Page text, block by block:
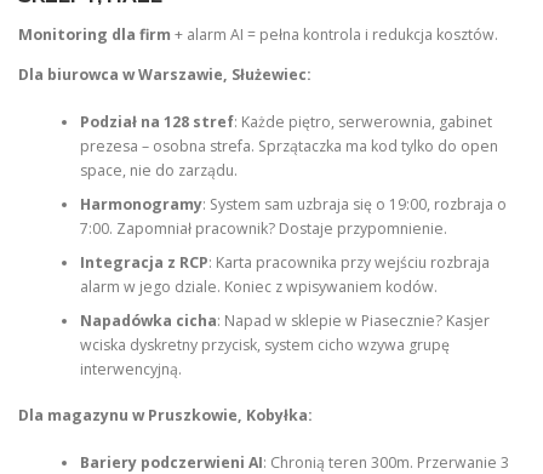
Monitoring dla firm + alarm AI = pełna kontrola i redukcja kosztów.
Dla biurowca w Warszawie, Służewiec:
Podział na 128 stref: Każde piętro, serwerownia, gabinet
prezesa – osobna strefa. Sprzątaczka ma kod tylko do open
space, nie do zarządu.
Harmonogramy: System sam uzbraja się o 19:00, rozbraja o
7:00. Zapomniał pracownik? Dostaje przypomnienie.
Integracja z RCP: Karta pracownika przy wejściu rozbraja
alarm w jego dziale. Koniec z wpisywaniem kodów.
Napadówka cicha: Napad w sklepie w Piasecznie? Kasjer
wciska dyskretny przycisk, system cicho wzywa grupę
interwencyjną.
Dla magazynu w Pruszkowie, Kobyłka:
Bariery podczerwieni AI: Chronią teren 300m. Przerwanie 3